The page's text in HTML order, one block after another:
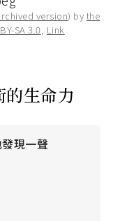
version) by the
SA 3.0, Link
生命力
現一聲